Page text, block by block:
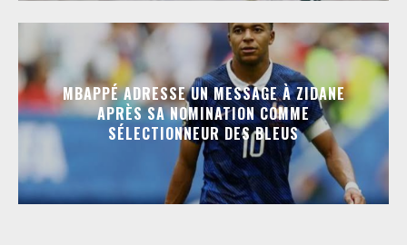
MBAPPÉ ADRESSE UN MESSAGE À ZIDANE
APRÈS SA NOMINATION COMME
SÉLECTIONNEUR DES BLEUS